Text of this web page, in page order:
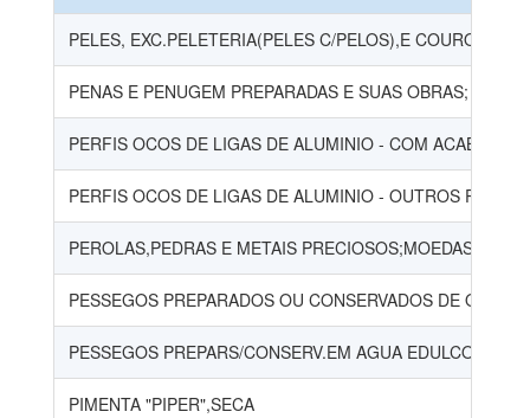
PELES, EXC.PELETERIA(PELES C/PELOS),E COUROS
PENAS E PENUGEM PREPARADAS E SUAS OBRAS;
PERFIS OCOS DE LIGAS DE ALUMINIO - COM
PERFIS OCOS DE LIGAS DE ALUMINIO - OUTROS PERFIS
PEROLAS,PEDRAS E METAIS PRECIOSOS;MOEDAS;ETC
PESSEGOS PREPARADOS OU CONSERVADOS DE
PESSEGOS PREPARS/CONSERV.EM AGUA
PIMENTA "PIPER",SECA